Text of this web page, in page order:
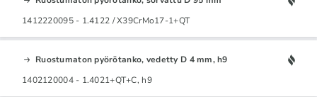
1412220095 - 1.4122 / X39CrMo17-1+QT
Ruostumaton pyörötanko, vedetty D 4 mm, h9
1402120004 - 1.4021+QT+C, h9